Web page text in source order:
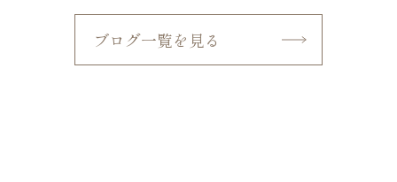
ブログ一覧を見る